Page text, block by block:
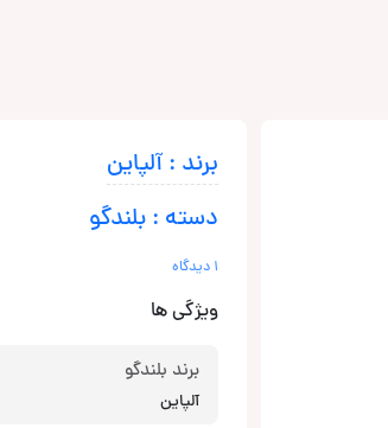
برند : آلپاین
دسته : بلندگو
1 دیدگاه
ویژگی ها
برند بلندگو
آلپاین